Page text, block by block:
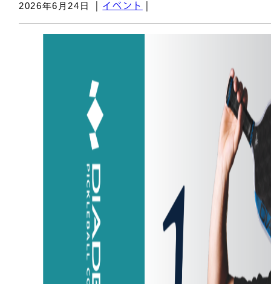
2026年6月24日 イベント